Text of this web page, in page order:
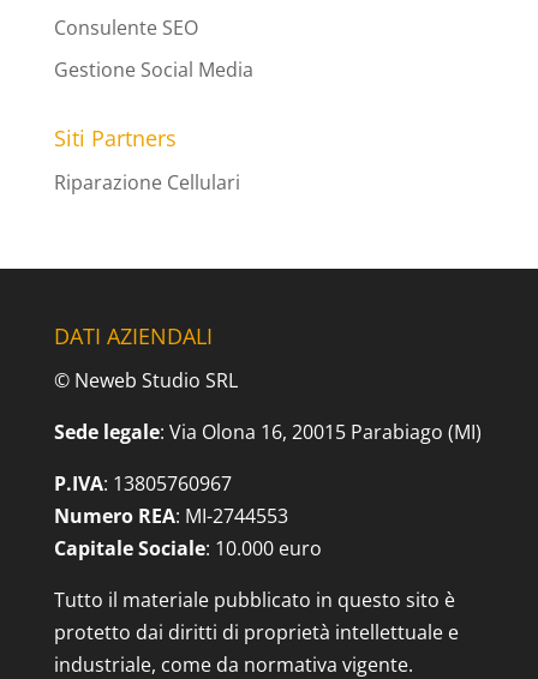
Consulente SEO
Gestione Social Media
Siti Partners
Riparazione Cellulari
DATI AZIENDALI
© Neweb Studio SRL
Sede legale: Via Olona 16, 20015 Parabiago (MI)
P.IVA: 13805760967
Numero REA: MI-2744553
Capitale Sociale: 10.000 euro
Tutto il materiale pubblicato in questo sito è
protetto dai diritti di proprietà intellettuale e
industriale, come da normativa vigente.